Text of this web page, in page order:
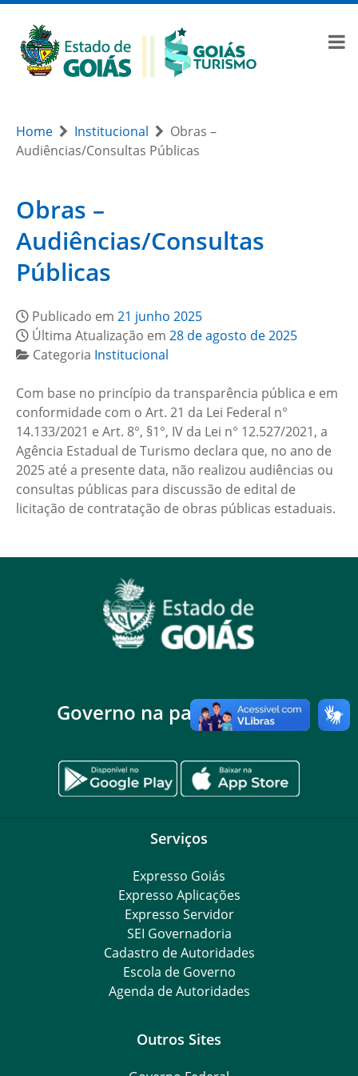
Home Institucional
Obras –
Audiências/Consultas Públicas
Obras –
Audiências/Consultas
Públicas
Publicado em 21 junho 2025
Última Atualização em 28 de agosto de 2025
Categoria Institucional
Com base no princípio da transparência pública e em
conformidade com o Art. 21 da Lei Federal n°
14.133/2021 e Art. 8°, §1°, IV da Lei n° 12.527/2021, a
Agência Estadual de Turismo declara que, no ano de
2025 até a presente data, não realizou audiências ou
consultas públicas para discussão de edital de
licitação de contratação de obras públicas estaduais.
Governo na palma da mão
Serviços
Expresso Goiás
Expresso Aplicações
Expresso Servidor
SEI Governadoria
Cadastro de Autoridades
Escola de Governo
Agenda de Autoridades
Outros Sites